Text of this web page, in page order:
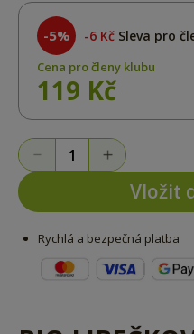
-5% 6 Kč Sleva pro
Cena pro členy klubu
119 Kč
Vložit
Rychlá a bezpečná platba